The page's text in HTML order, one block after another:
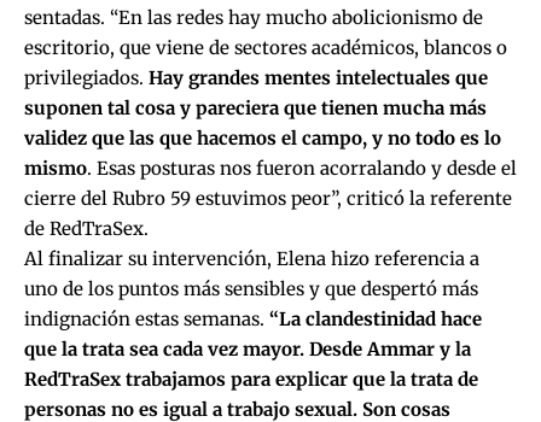
sentadas. “En las redes hay mucho abolicionismo de
escritorio, que viene de sectores académicos, blancos o
privilegiados. Hay grandes mentes intelectuales que
suponen tal cosa y pareciera que tienen mucha más
validez que las que hacemos el campo, y no todo es lo
mismo. Esas posturas nos fueron acorralando y desde el
cierre del Rubro 59 estuvimos peor”, criticó la referente
de RedTraSex.
Al finalizar su intervención, Elena hizo referencia a
uno de los puntos más sensibles y que despertó más
indignación estas semanas. “La clandestinidad hace
que la trata sea cada vez mayor. Desde Ammar y la
RedTraSex trabajamos para explicar que la trata de
personas no es igual a trabajo sexual. Son cosas